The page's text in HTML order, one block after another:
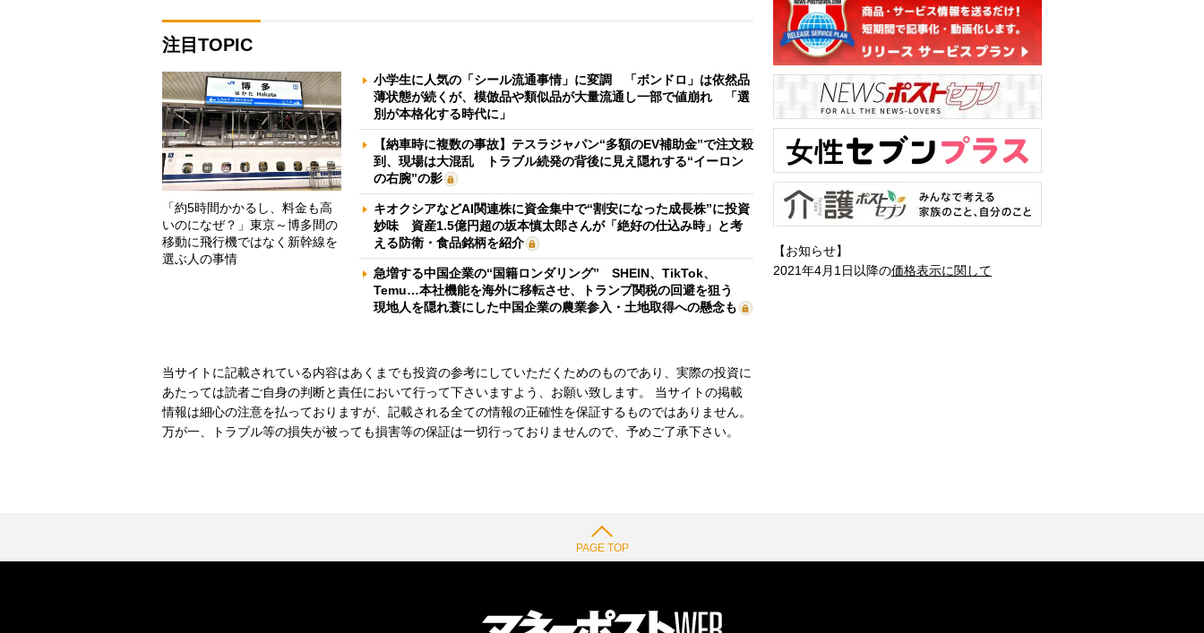
注目TOPIC
「約5時間かかるし、料金も高
いのになぜ？」東京～博多間の
移動に飛行機ではなく新幹線を
選ぶ人の事情
小学生に人気の「シール流通事情」に変調 「ボンドロ」は依然品
薄状態が続くが、模倣品や類似品が大量流通し一部で値崩れ 「選
別が本格化する時代に」
【納車時に複数の事故】テスラジャパン“多額のEV補助金”で注文殺
到、現場は大混乱 トラブル続発の背後に見え隠れする“イーロン
の右腕”の影
キオクシアなどAI関連株に資金集中で“割安になった成長株”に投資
妙味 資産1.5億円超の坂本慎太郎さんが「絶好の仕込み時」と考
える防衛・食品銘柄を紹介
急増する中国企業の“国籍ロンダリング” SHEIN、TikTok、
Temu…本社機能を海外に移転させ、トランプ関税の回避を狙う
現地人を隠れ蓑にした中国企業の農業参入・土地取得への懸念も
当サイトに記載されている内容はあくまでも投資の参考にしていただくためのものであり、実際の投資に
あたっては読者ご自身の判断と責任において行って下さいますよう、お願い致します。 当サイトの掲載
情報は細心の注意を払っておりますが、記載される全ての情報の正確性を保証するものではありません。
万が一、トラブル等の損失が被っても損害等の保証は一切行っておりませんので、予めご了承下さい。
【お知らせ】
2021年4月1日以降の価格表示に関して
PAGE TOP